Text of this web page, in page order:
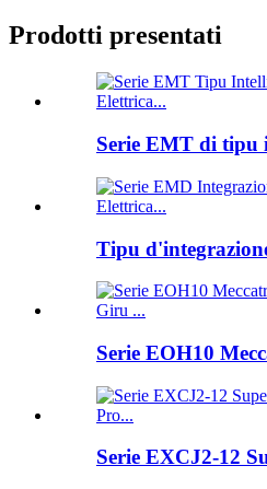
Prodotti presentati
Serie EMT di tipu
Tipu
Serie EOH10
Serie EXCJ2-12